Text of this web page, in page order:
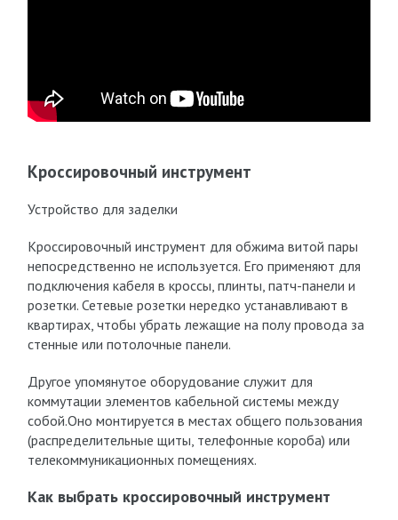
Кроссировочный инструмент
Устройство для заделки
Кроссировочный инструмент для обжима витой пары
непосредственно не используется. Его применяют для
подключения кабеля в кроссы, плинты, патч-панели и
розетки. Сетевые розетки нередко устанавливают в
квартирах, чтобы убрать лежащие на полу провода за
стенные или потолочные панели.
Другое упомянутое оборудование служит для
коммутации элементов кабельной системы между
собой.Оно монтируется в местах общего пользования
(распределительные щиты, телефонные короба) или
телекоммуникационных помещениях.
Как выбрать кроссировочный инструмент